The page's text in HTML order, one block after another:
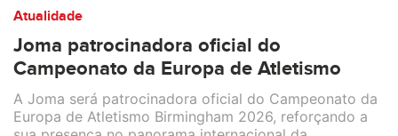
Atualidade
Joma patrocinadora oficial do
Campeonato da Europa de Atletismo
A Joma será patrocinadora oficial do Campeonato da
Europa de Atletismo Birmingham 2026, reforçando a